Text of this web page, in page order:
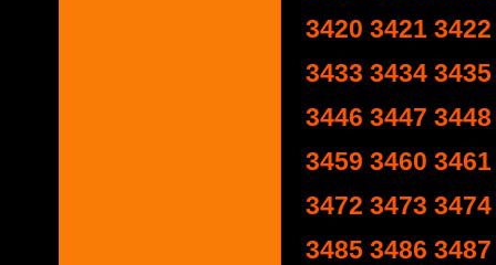
3420 3421 3422
3433 3434 3435
3446 3447 3448
3459 3460 3461
3472 3473 3474
3485 3486 3487